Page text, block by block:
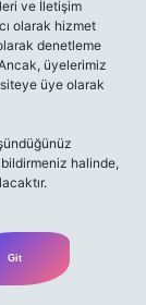
ve İletişim
olarak hizmet
denetleme
üyelerimiz
üye olarak
halinde,